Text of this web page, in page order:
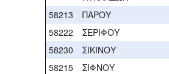
58213
ΠΑΡΟΥ
58222
ΣΕΡΙΦΟΥ
58230
ΣΙΚΙΝΟΥ
58215
ΣΙΦΝΟΥ